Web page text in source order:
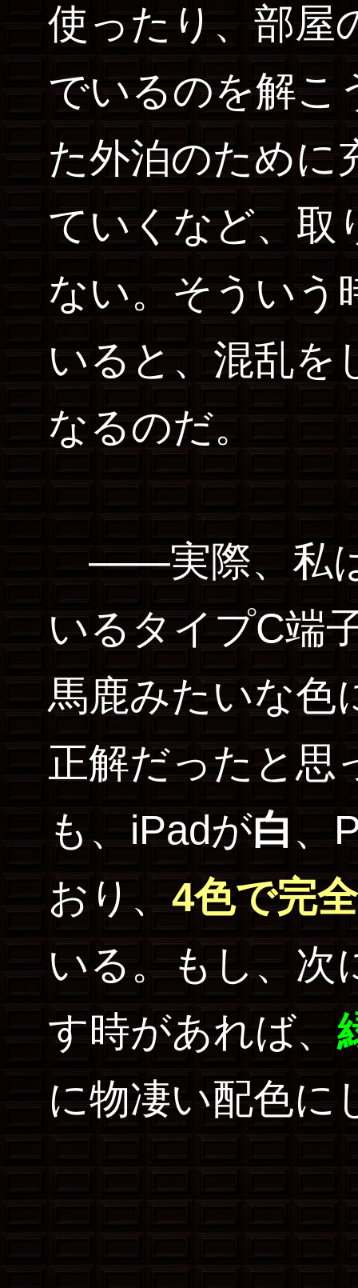
使ったり、部屋
でいるのを解こ
た外泊のために
ていくなど、取
ない。そういう
いると、混乱を
なるのだ。
――実際、私
いるタイプC端
馬鹿みたいな色
正解だったと思
も、iPadが白、
おり、4色で完
いる。もし、次
す時があれば、
に物凄い配色に